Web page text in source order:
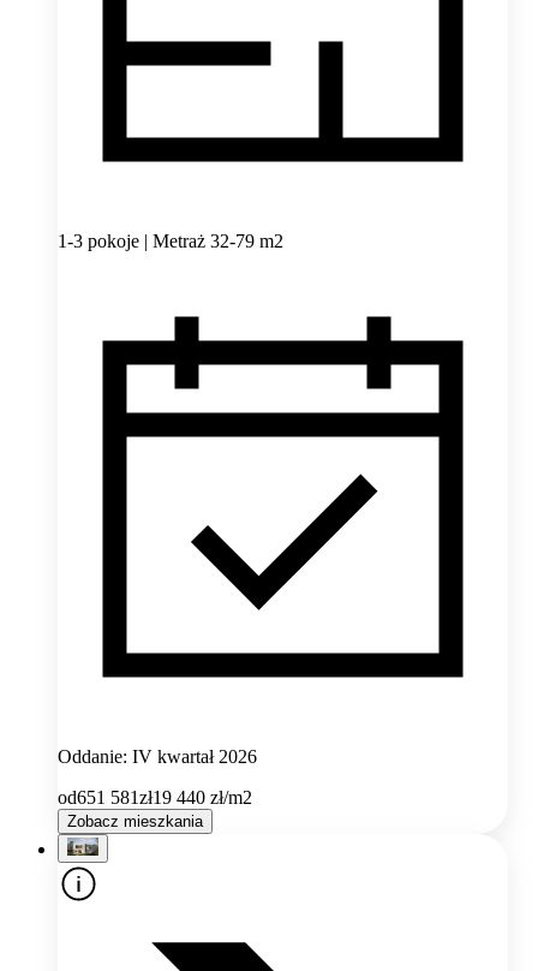
1-3 pokoje | Metraż 32-79 m2
Oddanie: IV kwartał 2026
od651 581zł19 440 zł/m2
Zobacz mieszkania